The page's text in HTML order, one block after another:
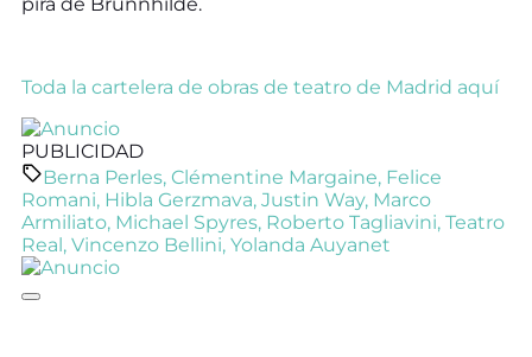
Toda la cartelera de obras de teatro de Madrid aquí
PUBLICIDAD
Berna Perles, Clémentine Margaine, Felice
Romani, Hibla Gerzmava, Justin Way, Marco
Armiliato, Michael Spyres, Roberto Tagliavini, Teatro
Real, Vincenzo Bellini, Yolanda Auyanet